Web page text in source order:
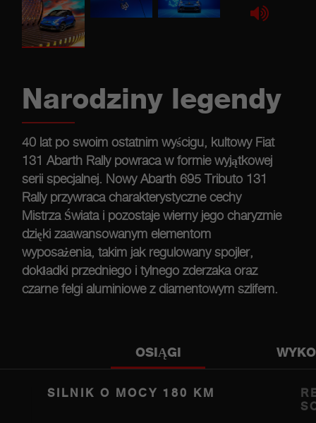
Narodziny legendy
40 lat po swoim ostatnim wyścigu, kultowy Fiat
131 Abarth Rally powraca w formie wyjątkowej
serii specjalnej. Nowy Abarth 695 Tributo 131
Rally przywraca charakterystyczne cechy
Mistrza Świata i pozostaje wierny jego charyzmie
dzięki zaawansowanym elementom
wyposażenia, takim jak regulowany spojler,
dokładki przedniego i tylnego zderzaka oraz
czarne felgi aluminiowe z diamentowym szlifem.
OSIĄGI
SILNIK O MOCY 180 KM